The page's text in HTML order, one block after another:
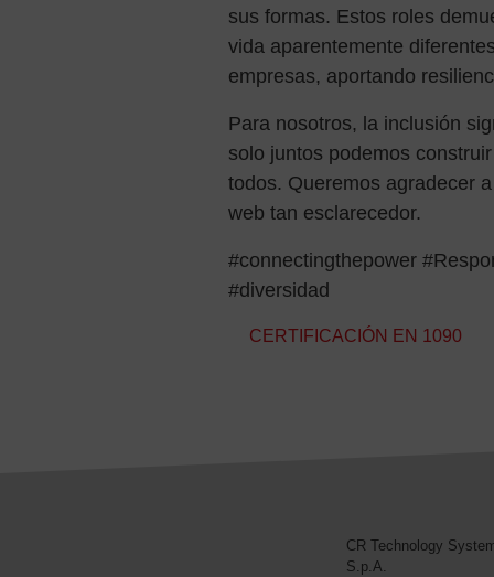
sus formas. Estos roles
vida aparentemente
empresas, aportando
Para nosotros, la inclusión
solo juntos podemos
todos. Queremos agradecer
web tan esclarecedor.
#connectingthepower
#diversidad
Navegación de entradas
CERTIFICACIÓN EN 1090
CR Technology Systems
CR Technology
S.p.A.